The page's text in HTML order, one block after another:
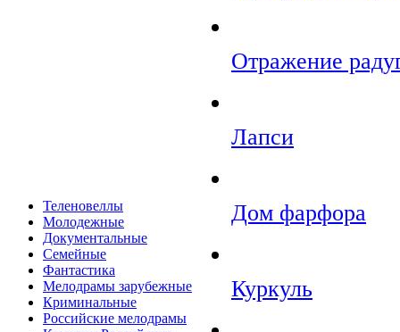
Теленовеллы
Молодежные
Документальные
Семейные
Фантастика
Мелодрамы зарубежные
Криминальные
Российские мелодрамы
Отражение
Лапси
Дом фарфора
Куркуль